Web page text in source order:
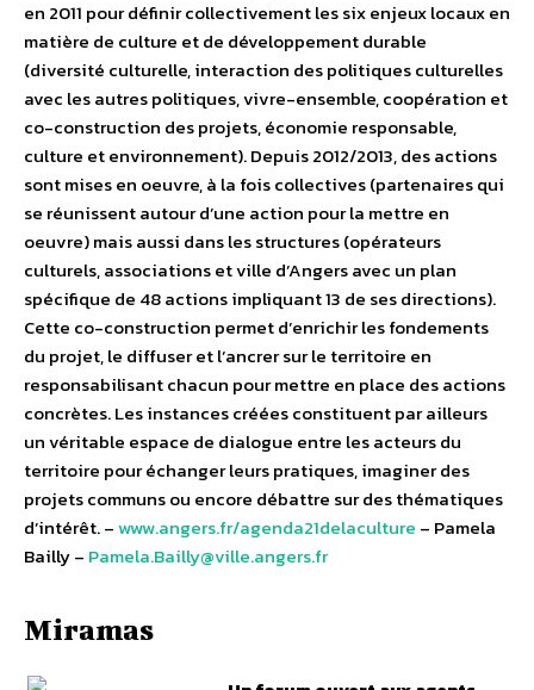
en 2011 pour définir collectivement les six enjeux locaux en
matière de culture et de développement durable
(diversité culturelle, interaction des politiques culturelles
avec les autres politiques, vivre-ensemble, coopération et
co-construction des projets, économie responsable,
culture et environnement). Depuis 2012/2013, des actions
sont mises en oeuvre, à la fois collectives(partenaires qui
se réunissent autour d’une action pour la mettre en
oeuvre) mais aussi dans les structures (opérateurs
culturels, associations et ville d’Angers avec un plan
spécifique de 48 actions impliquant 13 de ses directions).
Cette co-construction permet d’enrichir les fondements
du projet, le diffuser et l’ancrer sur le territoire en
responsabilisant chacun pour mettre en place des actions
concrètes. Les instances créées constituent par ailleurs
un véritable espace de dialogue entre les acteurs du
territoire pour échanger leurs pratiques, imaginer des
projets communs ou encore débattre sur des thématiques
d’intérêt. –www.angers.fr/agenda21delaculture – Pamela
Bailly – Pamela.Bailly@ville.angers.fr
Miramas